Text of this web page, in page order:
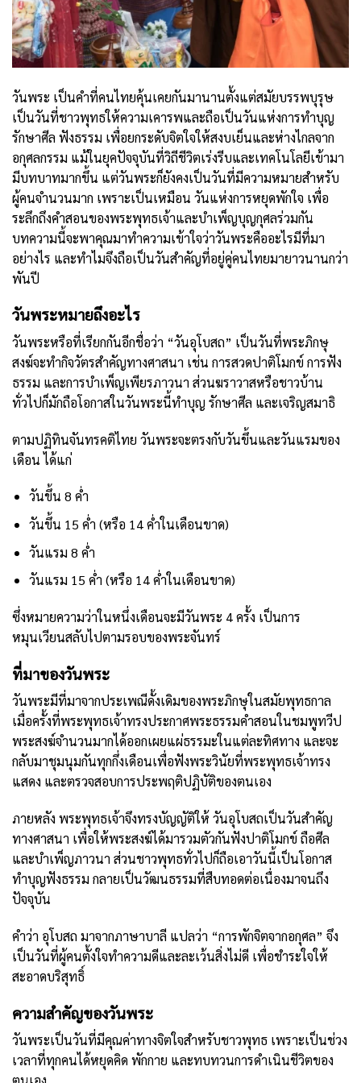
วันพระ เป็นคำที่คนไทยคุ้นเคยกันมานานตั้งแต่สมัยบรรพบุรุษ
เป็นวันที่ชาวพุทธให้ความเคารพและถือเป็นวันแห่งการทำบุญ
รักษาศีล ฟังธรรม เพื่อยกระดับจิตใจให้สงบเย็นและห่างไกลจาก
อกุศลกรรม แม้ในยุคปัจจุบันที่วิถีชีวิตเร่งรีบและเทคโนโลยีเข้ามา
มีบทบาทมากขึ้น แต่วันพระก็ยังคงเป็นวันที่มีความหมายสำหรับ
ผู้คนจำนวนมาก เพราะเป็นเหมือน วันแห่งการหยุดพักใจ เพื่อ
ระลึกถึงคำสอนของพระพุทธเจ้าและบำเพ็ญบุญกุศลร่วมกัน
บทความนี้จะพาคุณมาทำความเข้าใจว่าวันพระคืออะไรมีที่มา
อย่างไร และทำไมจึงถือเป็นวันสำคัญที่อยู่คู่คนไทยมายาวนานกว่า
พันปี
วันพระหมายถึงอะไร
วันพระหรือที่เรียกกันอีกชื่อว่า “วันอุโบสถ” เป็นวันที่พระภิกษุ
สงฆ์จะทำกิจวัตรสำคัญทางศาสนา เช่น การสวดปาติโมกข์ การฟัง
ธรรม และการบำเพ็ญเพียรภาวนา ส่วนฆราวาสหรือชาวบ้าน
ทั่วไปก็มักถือโอกาสในวันพระนี้ทำบุญ รักษาศีล และเจริญสมาธิ
ตามปฏิทินจันทรคติไทย วันพระจะตรงกับวันขึ้นและวันแรมของ
เดือน ได้แก่
วันขึ้น 8 ค่ำ
วันขึ้น 15 ค่ำ (หรือ 14 ค่ำในเดือนขาด)
วันแรม 8 ค่ำ
วันแรม 15 ค่ำ (หรือ 14 ค่ำในเดือนขาด)
ซึ่งหมายความว่าในหนึ่งเดือนจะมีวันพระ 4 ครั้ง เป็นการ
หมุนเวียนสลับไปตามรอบของพระจันทร์
ที่มาของวันพระ
วันพระมีที่มาจากประเพณีดั้งเดิมของพระภิกษุในสมัยพุทธกาล
เมื่อครั้งที่พระพุทธเจ้าทรงประกาศพระธรรมคำสอนในชมพูทวีป
พระสงฆ์จำนวนมากได้ออกเผยแผ่ธรรมะในแต่ละทิศทาง และจะ
กลับมาชุมนุมกันทุกกึ่งเดือนเพื่อฟังพระวินัยที่พระพุทธเจ้าทรง
แสดง และตรวจสอบการประพฤติปฏิบัติของตนเอง
ภายหลัง พระพุทธเจ้าจึงทรงบัญญัติให้ วันอุโบสถเป็นวันสำคัญ
ทางศาสนา เพื่อให้พระสงฆ์ได้มารวมตัวกันฟังปาติโมกข์ ถือศีล
และบำเพ็ญภาวนา ส่วนชาวพุทธทั่วไปก็ถือเอาวันนี้เป็นโอกาส
ทำบุญฟังธรรม กลายเป็นวัฒนธรรมที่สืบทอดต่อเนื่องมาจนถึง
ปัจจุบัน
คำว่า อุโบสถ มาจากภาษาบาลี แปลว่า “การพักจิตจากอกุศล” จึง
เป็นวันที่ผู้คนตั้งใจทำความดีและละเว้นสิ่งไม่ดี เพื่อชำระใจให้
สะอาดบริสุทธิ์
ความสำคัญของวันพระ
วันพระเป็นวันที่มีคุณค่าทางจิตใจสำหรับชาวพุทธ เพราะเป็นช่วง
เวลาที่ทุกคนได้หยุดคิด พักกาย และทบทวนการดำเนินชีวิตของ